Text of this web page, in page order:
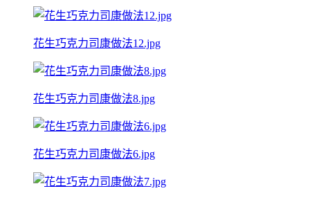
花生巧克力司康做法12.jpg
花生巧克力司康做法8.jpg
花生巧克力司康做法6.jpg